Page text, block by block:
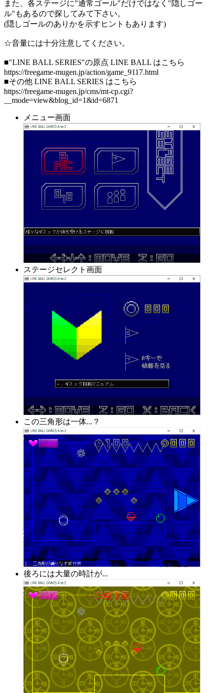
また、各ステージに"通常ゴール"だけではなく"隠しゴー
ル"もあるので探してみて下さい。
(隠しゴールのありかを示すヒントもあります)
☆音量には十分注意してください。
■"LINE BALL SERIES"の原点 LINE BALL はこちら
https://freegame-mugen.jp/action/game_9117.html
■その他 LINE BALL SERIES はこちら
https://freegame-mugen.jp/cms/mt-cp.cgi?
__mode=view&blog_id=1&id=6871
メニュー画面
ステージセレクト画面
この三角形は一体...？
後ろには大量の時計が...